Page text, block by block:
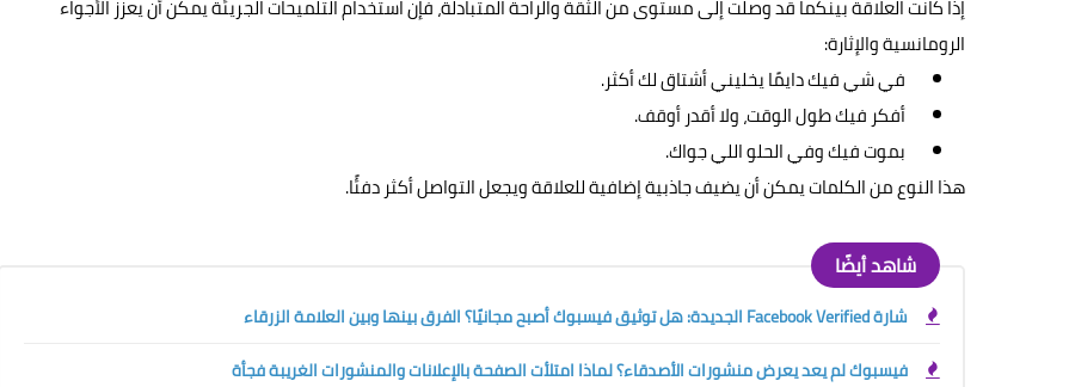
إذا كانت العلاقة بينكما قد وصلت إلى مستوى من الثقة والراحة المتبادلة، فإن استخدام التلميحات الجريئة يمكن أن يعزز الأجواء
الرومانسية والإثارة:
في شي فيك دايمًا يخليني أشتاق لك أكثر.
أفكر فيك طول الوقت، ولا أقدر أوقف.
بموت فيك وفي الحلو اللي جواك.
هذا النوع من الكلمات يمكن أن يضيف جاذبية إضافية للعلاقة ويجعل التواصل أكثر دفئًا.
شاهد أيضًا
شارة Facebook Verified الجديدة: هل توثيق فيسبوك أصبح مجانيًا؟ الفرق بينها وبين العلامة الزرقاء
فيسبوك لم يعد يعرض منشورات الأصدقاء؟ لماذا امتلأت الصفحة بالإعلانات والمنشورات الغريبة فجأة